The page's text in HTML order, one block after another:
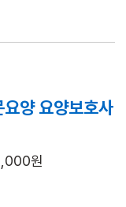
양 요양보호사
원